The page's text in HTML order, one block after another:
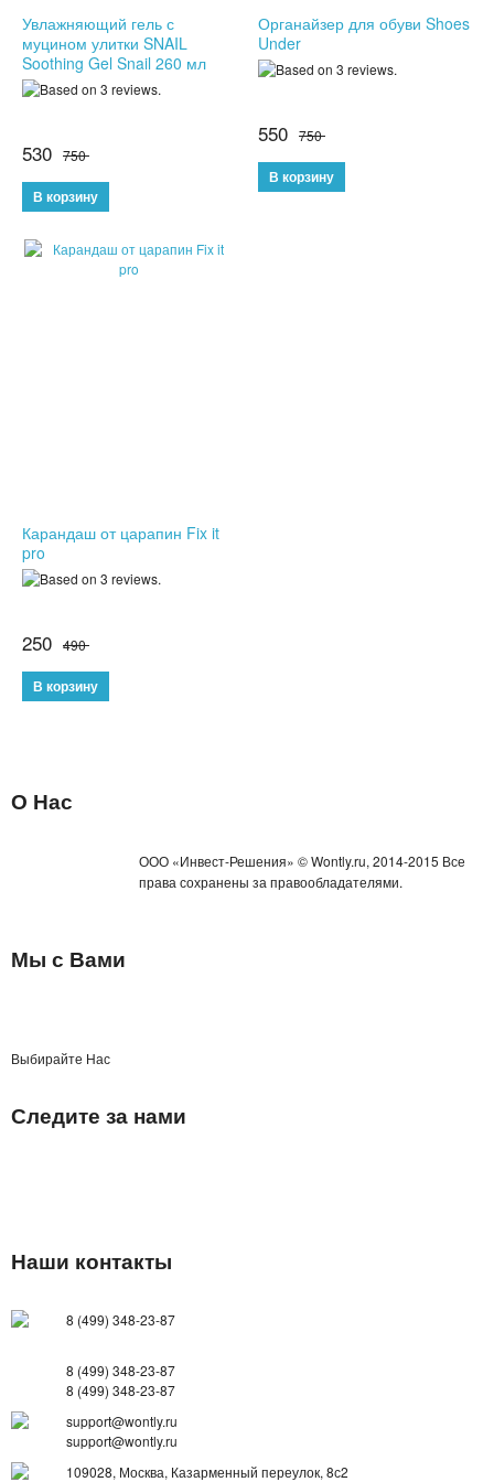
КОЖГАЛАНТЕРЕЯ
ДЛЯ МУЖЧИН
3D СВЕТИЛЬНИКИ
НЕОБЫЧНЫЕ ТОВАРЫ!!!
ПОДАРКИ ДЛЯ МУЖЧИН
ПОДАРКИ ДЛЯ ДЕТЕЙ
ПОДАРОЧНЫЕ НАБОРЫ
БРЕЛКИ
МУЖСКИЕ ЧАСЫ
ТОВАРЫ ДЛЯ ОДНОСТРАНИЧНИКОВ
ЭЛЕКТРОСАМОКАТЫ
ЭЛЕКТРОСКЕЙТЫ
ДЕТСКИЕ ИГРУШКИ
СПИННЕРЫ,АНТИСТРЕСС
Увлажняющий гель с
муцином улитки SNAIL
Soothing Gel Snail 260 мл
530 750
Органайзер для обуви Shoes
Under
550 750
Карандаш от царапин Fix it
pro
250 490
О Нас
ООО «Инвест-Решения» © Wontly.ru, 2014-2015 Все
права сохранены за правообладателями.
Мы с Вами
Выбирайте Нас
Следите за нами
Наши контакты
8 (499) 348-23-87
8 (499) 348-23-87
8 (499) 348-23-87
support@wontly.ru
support@wontly.ru
109028, Москва, Казарменный переулок, 8с2